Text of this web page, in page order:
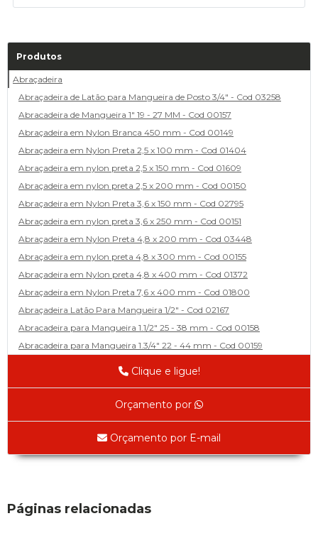
Produtos
Abraçadeira
Abraçadeira de Latão para Mangueira de Posto 3/4" - Cod 03258
Abracadeira de Mangueira 1" 19 - 27 MM - Cod 00157
Abraçadeira em Nylon Branca 450 mm - Cod 00149
Abraçadeira em Nylon Preta 2,5 x 100 mm - Cod 01404
Abraçadeira em nylon preta 2,5 x 150 mm - Cod 01609
Abraçadeira em nylon preta 2,5 x 200 mm - Cod 00150
Abraçadeira em Nylon Preta 3,6 x 150 mm - Cod 02795
Abraçadeira em nylon preta 3,6 x 250 mm - Cod 00151
Abraçadeira em Nylon Preta 4,8 x 200 mm - Cod 03448
Abraçadeira em nylon preta 4,8 x 300 mm - Cod 00155
Abraçadeira em Nylon preta 4,8 x 400 mm - Cod 01372
Abraçadeira em Nylon Preta 7,6 x 400 mm - Cod 01800
Abraçadeira Latão Para Mangueira 1/2" - Cod 02167
Abracadeira para Mangueira 1.1/2" 25 - 38 mm - Cod 00158
Abracadeira para Mangueira 1.3/4" 22 - 44 mm - Cod 00159
Abracadeira para Mangueira 1/2' 14 - 22 - Cod 02585
Abracadeira para Mangueira 2" 44 - 57 - Cod 02471
Abracadeira para Mangueira 3' 70 - 89 - Cod 02588
Abracadeira para Mangueira 3/8" 13 - 19 - Cod 02169
Adaptador
Clique e ligue!
Orçamento por
Orçamento por E-mail
Páginas relacionadas